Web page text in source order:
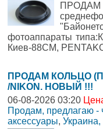
ПРОДАМ
фотоаппараты
Киев-88СМ,
ПРОДАМ КОЛЬЦО
/NIKON. НОВЫЙ !!!
06-08-2026 03:20
Продам, предлагаю -
аксессуары, Украина,